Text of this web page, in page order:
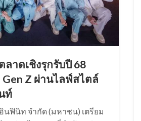
าดเชิงรุกรับปี 68
Z ผ่านไลฟ์สไตล์
ท์
นฟินิท จำกัด (มหาชน) เตรียม